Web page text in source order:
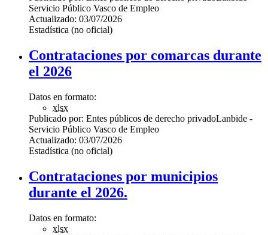
Servicio Público Vasco de Empleo
Actualizado: 03/07/2026
Estadística (no oficial)
Contrataciones por comarcas durante
el 2026
Datos en formato:
xlsx
Publicado por: Entes públicos de derecho privadoLanbide -
Servicio Público Vasco de Empleo
Actualizado: 03/07/2026
Estadística (no oficial)
Contrataciones por municipios
durante el 2026.
Datos en formato:
xlsx